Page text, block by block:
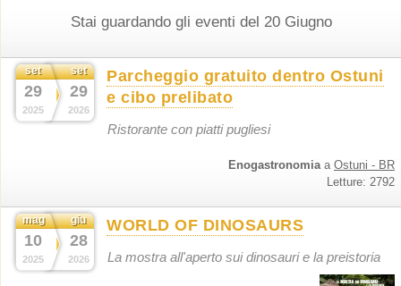
Stai guardando gli eventi del 20 Giugno
set
29
2025
set
29
2026
Parcheggio gratuito dentro Ostuni
e cibo prelibato
Ristorante con piatti pugliesi
Enogastronomiaa Ostuni - BR
Letture: 2792
mag
10
2025
giu
28
2026
WORLD OF DINOSAURS
La mostra all'aperto sui dinosauri e la preistoria